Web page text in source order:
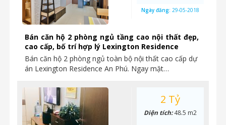
Bán căn hộ 2 phòng ngủ tầng cao nội thất đẹp,
cao cấp, bố trí hợp lý Lexington Residence
Bán căn hộ 2 phòng ngủ toàn bộ nội thất cao cấp dự
án Lexington Residence An Phú. Ngay mặt…
Ngày đăng: 29-05-2018
2 Tỷ
Diện tích:48.5 m2